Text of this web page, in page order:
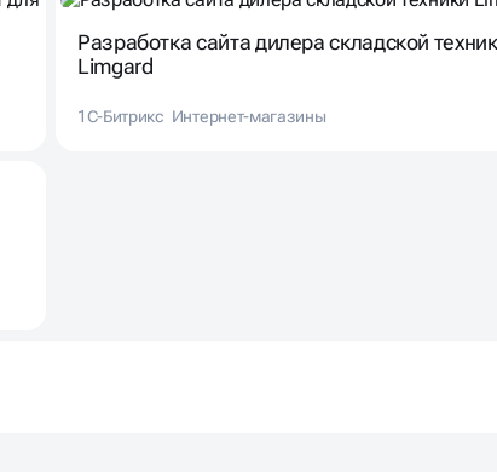
Разработка сайта дилера складской
Limgard
1С-Битрикс Интернет-магазины